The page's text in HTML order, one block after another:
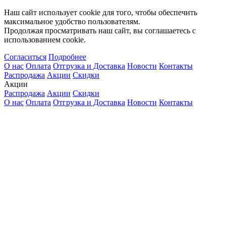
Наш сайт использует cookie для того, чтобы обеспечить
максимальное удобство пользователям.
Продолжая просматривать наш сайт, вы соглашаетесь с
использованием cookie.
Согласиться Подробнее
О нас Оплата Отгрузка и Доставка Новости Контакты
Распродажа Акции Скидки
Акции
Распродажа Акции Скидки
О нас Оплата Отгрузка и Доставка Новости Контакты